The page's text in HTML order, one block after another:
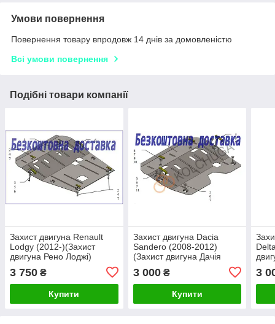
Умови повернення
Повернення товару впродовж 14 днів за домовленістю
Всі умови повернення
Подібні товари компанії
Захист двигуна Renault
Lodgy (2012-)(Захист
двигуна Рено Лоджі)
3 750 ₴
Купити
Захист двигуна Dacia
Sandero (2008-2012)
(Захист двигуна Дачія
3 000₴
Купити
3